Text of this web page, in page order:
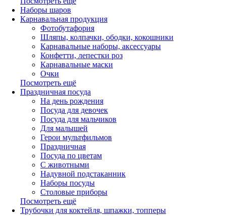
Наборы шаров
Карнавальная продукция
Фотобутафория
Шляпы, колпачки, ободки, кокошники
Карнавальные наборы, аксессуары
Конфетти, лепестки роз
Карнавальные маски
Очки
Посмотреть ещё
Праздничная посуда
На день рождения
Посуда для девочек
Посуда для мальчиков
Для малышей
Герои мультфильмов
Праздничная
Посуда по цветам
С животными
Надувной подстаканник
Наборы посуды
Столовые приборы
Посмотреть ещё
Трубочки для коктейля, шпажки, топперы